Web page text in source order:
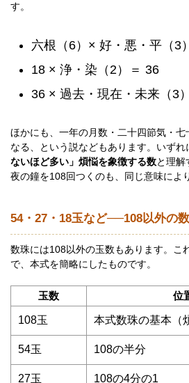
す。
六根（6）× 好・悪・平（3
18 × 浄・染（2）＝ 36
36 × 過去・現在・未来（3
ほかにも、一年の月数・二十四節気・
なる、という説などもあります。いずれ
ないほど多い」煩悩を象徴する数と理解
夜の鐘を108回つくのも、同じ意味によ
54・27・18玉など──108以外の数
数珠には108以外の玉数もあります。こ
で、本式を簡略にしたものです。
玉数 位
108玉 本式数珠の基本（
54玉 108の半分
27玉 108の4分の1